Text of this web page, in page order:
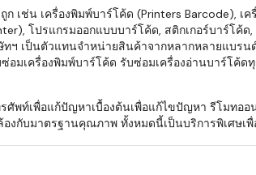
บธุรกิจ 3PL,
Commerce:
ก่อน
ธุรกิจ
เช่น เครื่องพิมพ์บาร์โค้ด (Printers Barcode), เ
โปรแกรมออกแบบบาร์โค้ด, สติกเกอร์บาร์
ป็นตัวแทนจำหน่ายสินค้าจากหลากหลายแบรนด์
เครื่องพิมพ์บาร์โค้ด รับซ่อมเครื่องอ่านบาร์โค้ด
พท์เพื่อแก้ปัญหาเบื้องต้นเพื่อแก้ไขปัญหา รีโมทอ
กับมาตรฐานคุณภาพ ทั้งหมดนี้เป็นบริการพิเศษเ